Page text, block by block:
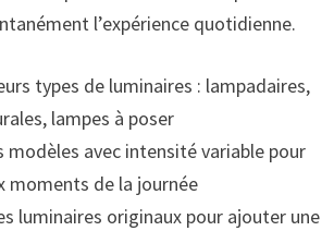
l’expérience quotidienne.
types de luminaires : lampadaires,
lampes à poser
modèles avec intensité variable pour
moments de la journée
luminaires originaux pour ajouter une